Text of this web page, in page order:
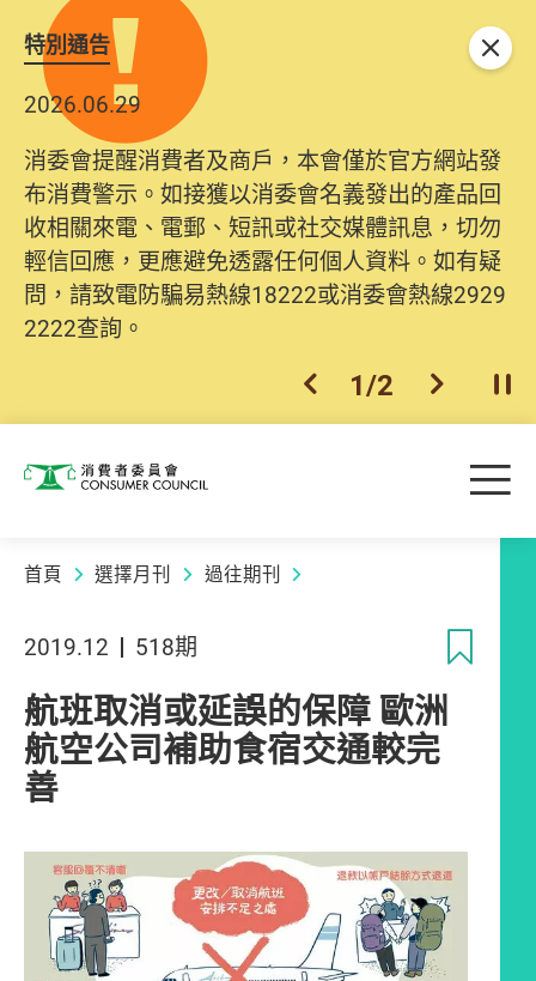
特別通告
2026.06.29
消委會提醒消費者及商戶，本會僅於官方網站發
布消費警示。如接獲以消委會名義發出的產品回
收相關來電、電郵、短訊或社交媒體訊息，切勿
輕信回應，更應避免透露任何個人資料。如有疑
問，請致電防騙易熱線18222或消委會熱線2929
2222查詢。
上一個
1/2 下一個開
關閉
消費者委員會 目
首頁 選擇月刊 過往期刊
2019.12 518期
航班取消或延誤的保障 歐洲
航空公司補助食宿交通較完
善